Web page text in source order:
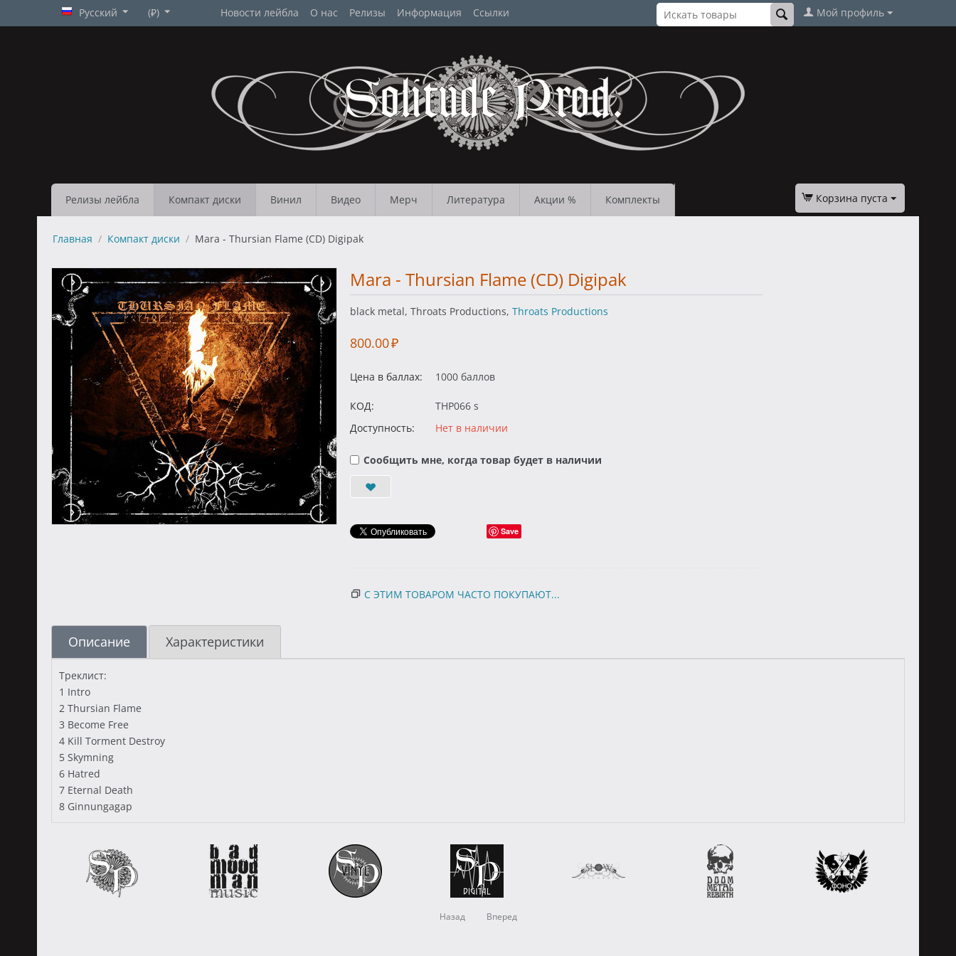
Русский (₽) Новости лейбла О нас Релизы Информация Ссылки Мой профиль
Релизы лейбла Компакт диски Винил Видео Мерч Литература Акции % Комплекты Корзина пуста
Главная / Компакт диски / Mara - Thursian Flame (CD) Digipak
Mara - Thursian Flame (CD) Digipak
black metal, Throats Productions, Throats Productions
800.00₽
Цена в баллах: 1000 баллов
КОД:
THP066 s
Доступность:
Нет в наличии
Сообщить мне, когда товар будет в наличии
Save
С ЭТИМ ТОВАРОМ ЧАСТО ПОКУПАЮТ...
Описание Характеристики
Треклист:
1 Intro
2 Thursian Flame
3 Become Free
4 Kill Torment Destroy
5 Skymning
6 Hatred
7 Eternal Death
8 Ginnungagap
Назад Вперед